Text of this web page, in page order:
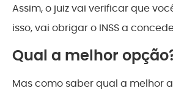
Assim, o juiz vai verificar que
isso, vai obrigar o INSS a
Qual a melhor
Mas como saber qual a melhor